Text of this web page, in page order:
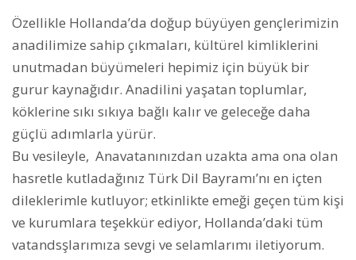
Özellikle Hollanda’da doğup büyüyen gençlerimizin
anadilimize sahip çıkmaları, kültürel kimliklerini
unutmadan büyümeleri hepimiz için büyük bir
gurur kaynağıdır. Anadilini yaşatan toplumlar,
köklerine sıkı sıkıya bağlı kalır ve geleceğe daha
güçlü adımlarla yürür.
Bu vesileyle, Anavatanınızdan uzakta ama ona olan
hasretle kutladağınız Türk Dil Bayramı’nı en içten
dileklerimle kutluyor; etkinlikte emeği geçen tüm kişi
ve kurumlara teşekkür ediyor, Hollanda’daki tüm
vatandsşlarımıza sevgi ve selamlarımı iletiyorum.